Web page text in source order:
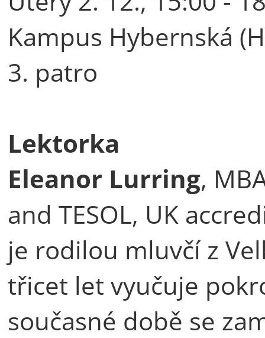
Kampus Hybernská
3. patro
Lektorka
Eleanor Lurring,
and TESOL, UK
je rodilou mluvčí z
třicet let vyučuje
současné době se